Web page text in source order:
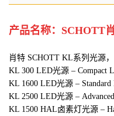
产品名称：SCHOTT
肖特 SCHOTT KL系列光源，
KL 300 LED光源 – Compact
KL 1600 LED光源 – Standard
KL 2500 LED光源 –
KL 1500 HAL卤素灯光源 –